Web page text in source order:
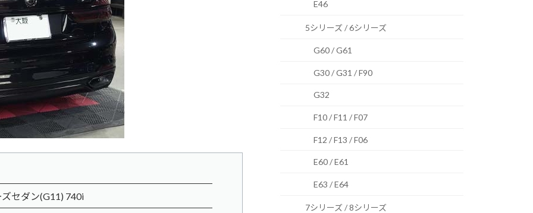
セダン(G11) 740i
E46
5シリーズ / 6シリーズ
G60 / G61
G30 / G31 / F90
G32
F10 / F11 / F07
F12 / F13 / F06
E60 / E61
E63 / E64
7シリーズ / 8シリーズ